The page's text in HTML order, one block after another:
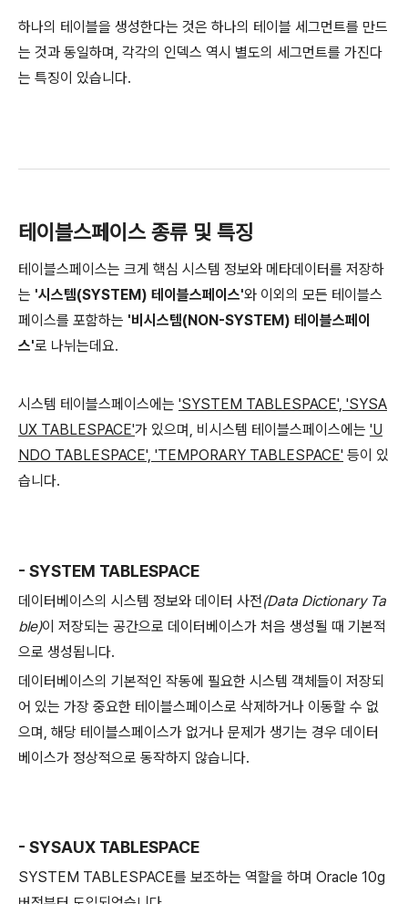
하나의 테이블을 생성한다는 것은 하나의 테이블 세그먼트를 만드
는 것과 동일하며, 각각의 인덱스 역시 별도의 세그먼트를 가진다
는 특징이 있습니다.
테이블스페이스 종류 및 특징
테이블스페이스는 크게 핵심 시스템 정보와 메타데이터를 저장하
는 '시스템(SYSTEM) 테이블스페이스'와 이외의 모든 테이블스
페이스를 포함하는 '비시스템(NON-SYSTEM) 테이블스페이
스'로 나뉘는데요.
시스템 테이블스페이스에는 'SYSTEM TABLESPACE', 'SYSA
UX TABLESPACE'가 있으며, 비시스템 테이블스페이스에는 'U
NDO TABLESPACE', 'TEMPORARY TABLESPACE' 등이 있
습니다.
- SYSTEM TABLESPACE
데이터베이스의 시스템 정보와 데이터 사전(Data Dictionary Ta
ble)이 저장되는 공간으로 데이터베이스가 처음 생성될 때 기본적
으로 생성됩니다.
데이터베이스의 기본적인 작동에 필요한 시스템 객체들이 저장되
어 있는 가장 중요한 테이블스페이스로 삭제하거나 이동할 수 없
으며, 해당 테이블스페이스가 없거나 문제가 생기는 경우 데이터
베이스가 정상적으로 동작하지 않습니다.
- SYSAUX TABLESPACE
SYSTEM TABLESPACE를 보조하는 역할을 하며 Oracle 10g